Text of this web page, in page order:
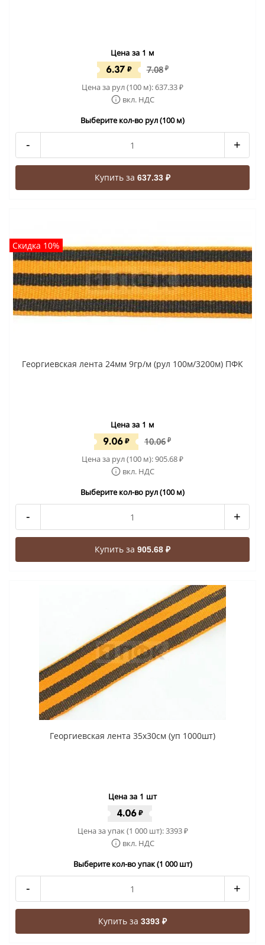
Цена за 1 м
6.37 ₽ 7.08 ₽
Цена за рул (100 м):637.33₽
вкл. НДС
Выберите кол-во рул (100 м)
- +
Купить за 637.33 ₽
Скидка 10%
Георгиевская лента 24мм 9гр/м (рул 100м/3200м) ПФК
Цена за 1 м
9.06₽ 10.06 ₽
Цена за рул (100 м):905.68₽
вкл. НДС
Выберите кол-во рул (100 м)
- +
Купить за 905.68 ₽
Георгиевская лента 35x30cм (уп 1000шт)
Цена за 1 шт
4.06 ₽
Цена за упак (1 000 шт):3393₽
вкл. НДС
Выберите кол-во упак (1 000 шт)
- +
Купить за 3393 ₽